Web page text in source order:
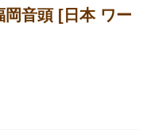
岡音頭 [日本 ワー